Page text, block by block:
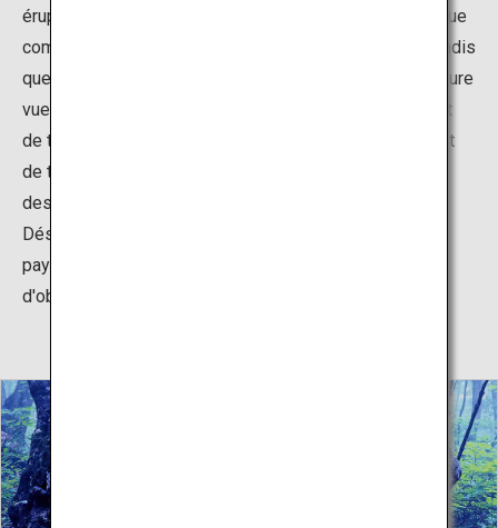
éruptions du mont Chokai. Kisakata était autrefois connue
comme étant la plus belle vue de l'ouest de Tohoku, tandis
que Matsushima lui a volé la vedette en tant que meilleure
vue de l'est de Tohoku. Toutefois, le grand tremblement
de terre de Kisakata en 1804 a entraîné un soulèvement
de terrain de plus de 2 mètres, faisant des eaux autour
des îles les terres sèches que l'on connaît aujourd'hui.
Désigné monument naturel du Japon, le magnifique
paysage des îles Kujuku est visible depuis la terrasse
d'observation de la station routière Nemu-no-Oka.